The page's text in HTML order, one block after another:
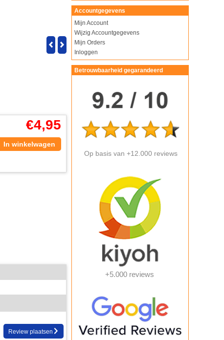
€4,95
In winkelwagen
Review plaatsen
Accountgegevens
Mijn Account
Wijzig Accountgegevens
Mijn Orders
Inloggen
Betrouwbaarheid gegarandeerd
Op basis van +12.000 reviews
+5.000 reviews